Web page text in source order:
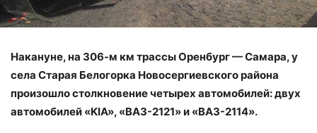
Накануне, на 306-м км трассы Оренбург — Самара, у
села Старая Белогорка Новосергиевского района
произошло столкновение четырех автомобилей: двух
автомобилей «KIA», «ВАЗ-2121» и «ВАЗ-2114».